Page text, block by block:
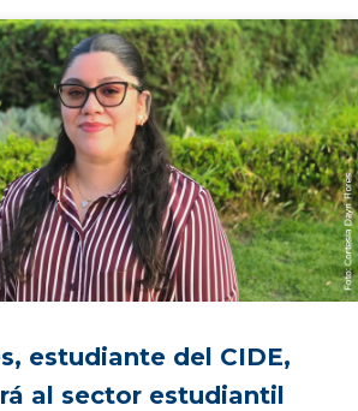
estudiante del CIDE,
al sector estudiantil